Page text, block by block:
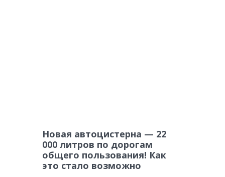
Новая автоцистерна — 22
000 литров по дорогам
общего пользования! Как
это стало возможно